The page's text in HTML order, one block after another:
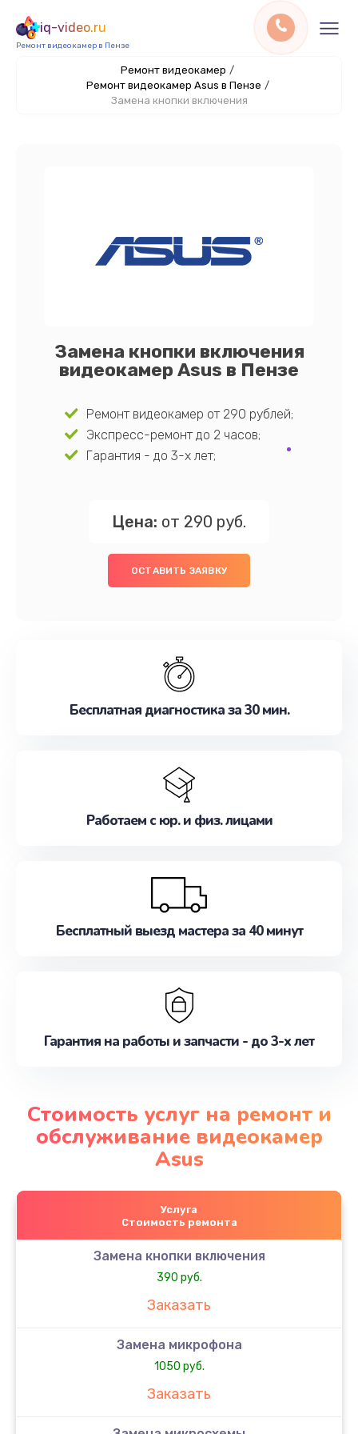
iq-video.ru
Ремонт видеокамер в Пензе
Ремонт видеокамер /
Ремонт видеокамер Asus в Пензе /
Замена кнопки включения
Замена кнопки включения
видеокамер Asus в Пензе
Ремонт видеокамер от 290 рублей;
Экспресс-ремонт до 2 часов;
Гарантия - до 3-х лет;
Цена: от 290 руб.
ОСТАВИТЬ ЗАЯВКУ
Бесплатная диагностика за 30 мин.
Работаем с юр. и физ. лицами
Бесплатный выезд мастера за 40 минут
Гарантия на работы и запчасти - до 3-х лет
Стоимость услуг на ремонт и
обслуживание видеокамер
Asus
Услуга
Стоимость ремонта
Замена кнопки включения
390 руб.
Заказать
Замена микрофона
1050 руб.
Заказать